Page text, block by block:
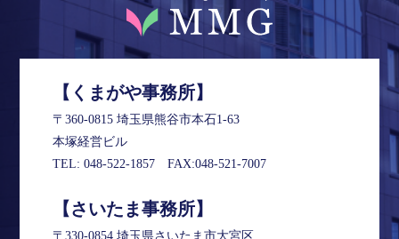
【くまがや事務所】
〒360-0815 埼玉県熊谷市本石1-63
本塚経営ビル
TEL: 048-522-1857 FAX:048-521-7007
【さいたま事務所】
〒330-0854 埼玉県さいたま市大宮区